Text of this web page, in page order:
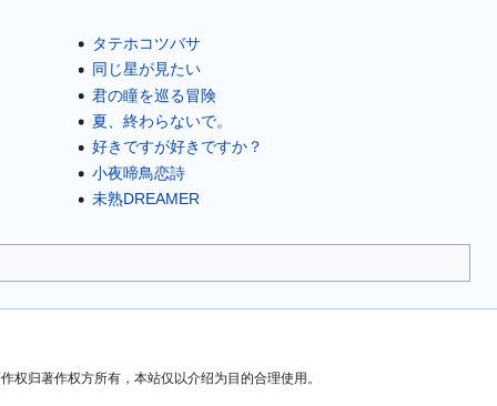
タテホコツバサ
同じ星が見たい
君の瞳を巡る冒険
夏、終わらないで。
好きですが好きですか？
小夜啼鳥恋詩
未熟DREAMER
归著作权方所有，本站仅以介绍为目的合理使用。